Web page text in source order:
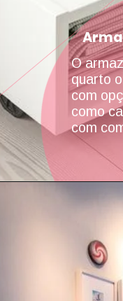
O
quarto
com
como
com